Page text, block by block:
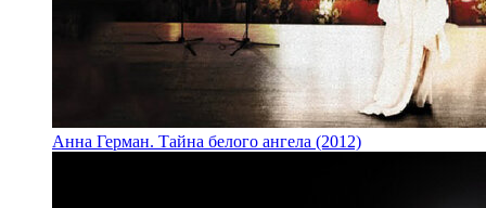
Анна Герман. Тайна белого ангела (2012)